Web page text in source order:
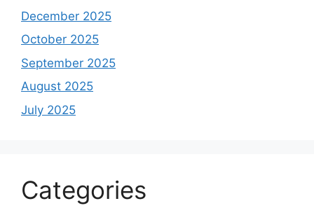
December 2025
October 2025
September 2025
August 2025
July 2025
Categories